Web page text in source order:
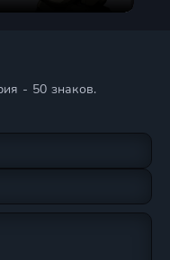
- 50 знаков.